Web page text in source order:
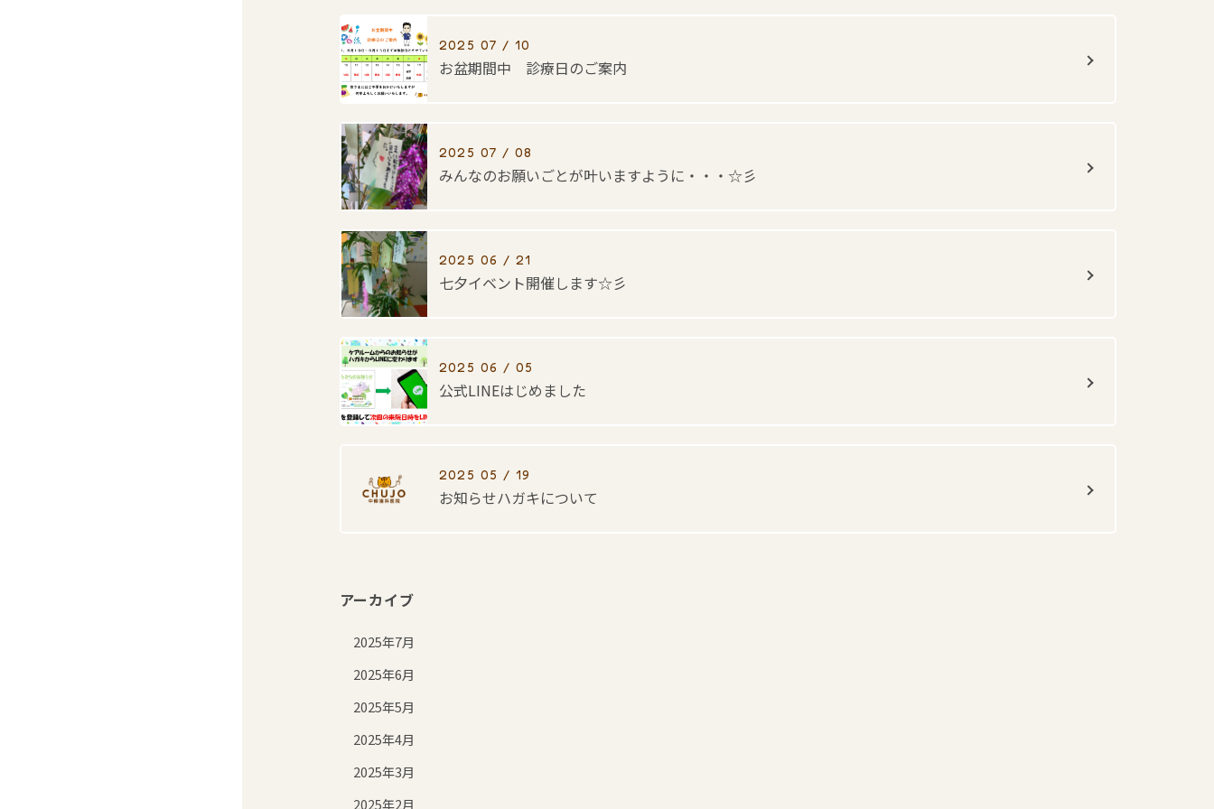
2025 07 / 10
お盆期間中 診療日のご案内
2025 07 / 08
みんなのお願いごとが叶いますように・・・☆彡
2025 06 / 21
七夕イベント開催します☆彡
2025 06 / 05
公式LINEはじめました
2025 05 / 19
お知らせハガキについて
アーカイブ
2025年7月
2025年6月
2025年5月
2025年4月
2025年3月
2025年2月